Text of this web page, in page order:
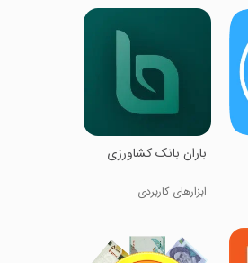
باران بانک کشاورزی
ابزارهای کاربردی